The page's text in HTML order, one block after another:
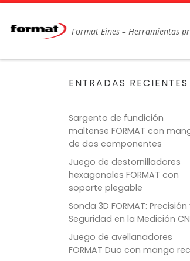
Format Eines – Herramientas
ENTRADAS RECIENTES
Sargento de fundición
maltense FORMAT con
de dos componentes
Juego de destornilladores
hexagonales FORMAT con
soporte plegable
Sonda 3D FORMAT: Precisión
Seguridad en la Medición
Juego de avellanadores
FORMAT Duo con mango